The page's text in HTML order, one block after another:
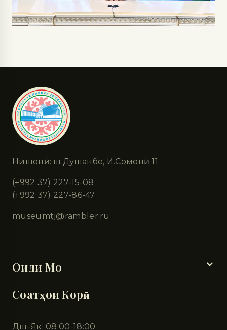
Нишонӣ: ш.Душанбе, И.Сомонӣ 11
(+992 37) 227-15-08
(+992 37) 227-86-47
museumtj@rambler.ru
Оиди Мо
Соатҳои Корӣ
Дш-Як: 08:00-18:00